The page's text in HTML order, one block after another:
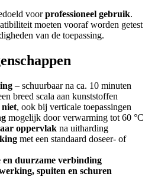
voorprofessioneel gebruik.
moeten vooraf worden getest
van de toepassing.
– schuurbaar na ca. 10 minuten
breed scala aan kunststoffen
, ook bij verticale toepassingen
mogelijk door verwarming tot 60 °C
oppervlak na uitharding
met een standaard doseer- of
en duurzame verbinding
spuiten en schuren